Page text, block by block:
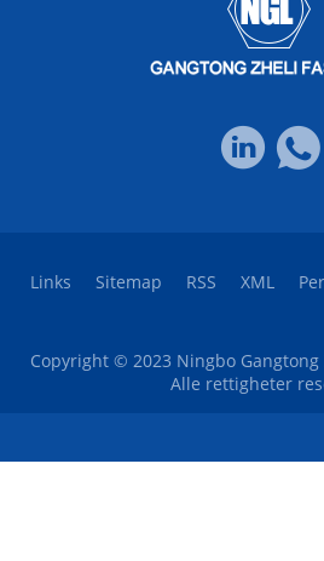
Links Sitemap RSS XML
Copyright © 2023 Ningbo Gangtong
Alle rettigheter